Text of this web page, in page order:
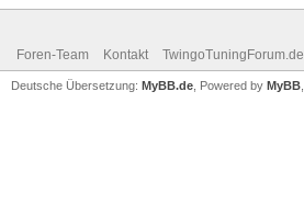
Foren-Team Kontakt TwingoTuningForum.de
Deutsche Übersetzung: MyBB.de , Powered by MyBB